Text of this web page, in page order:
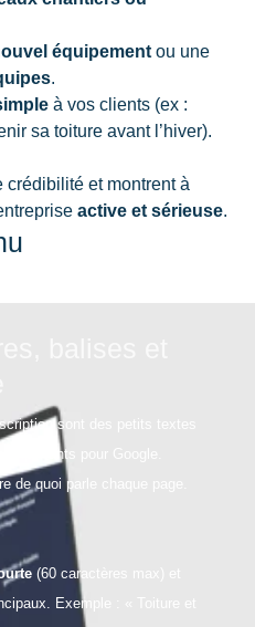
équipement ou une
.
à vos clients (ex :
sa toiture avant l’hiver).
crédibilité et montrent à
active et sérieuse.
sont des petits textes
pour Google.
de quoi parle chaque page.
(60 caractères max) et
Exemple : « Toiture et